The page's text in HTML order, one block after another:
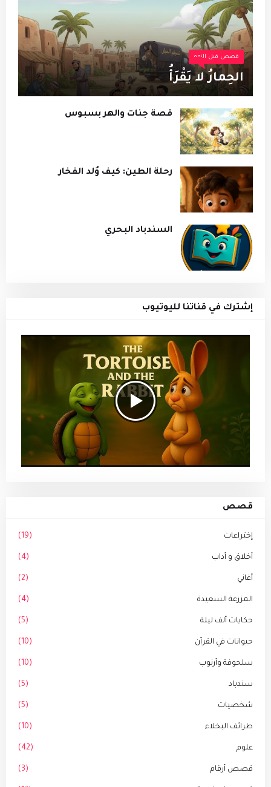
قصص قبل النوم
الحِمارُ لا يَقْرَأُ
قصة جنات والهر بسبوس
رحلة الطين: كيف وُلد الفخار
السندباد البحري
إشترك في قناتنا لليوتيوب
قصص
إختراعات (19)
أخلاق و أداب (4)
أغاني (2)
المزرعة السعيدة (4)
حكايات ألف ليلة (5)
حيوانات في القرأن (10)
سلحوفة وأرنوب (10)
سندباد (5)
شخصيات (5)
طرائف البخلاء (10)
علوم (42)
قصص أرقام (3)